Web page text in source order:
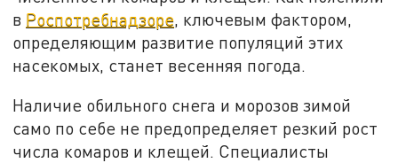
в Роспотребнадзоре, ключевым фактором,
определяющим развитие популяций этих
насекомых, станет весенняя погода.
Наличие обильного снега и морозов зимой
само по себе не предопределяет резкий рост
числа комаров и клещей. Специалисты